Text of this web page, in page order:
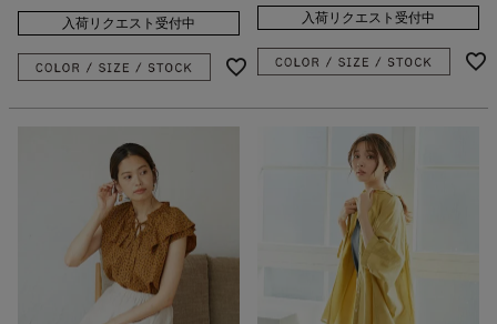
入荷リクエスト受付中 入荷リクエスト受付中